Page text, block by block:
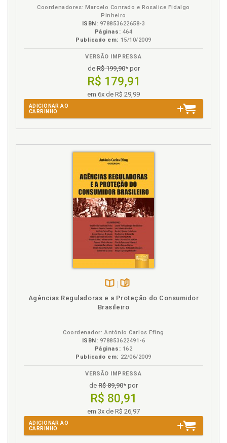
Coordenadores: Marcelo Conrado e Rosalice Fidalgo
Pinheiro
ISBN: 978853622658-3
Páginas: 464
Publicado em: 15/10/2009
VERSÃO IMPRESSA
deR$ 199,90* por
R$ 179,91
em 6x de R$ 29,99
ADICIONAR AO
CARRINHO
na
Agências Reguladoras e a Proteção do Consumidor
Brasileiro
Coordenador: Antônio Carlos Efing
ISBN: 978853622491-6
Páginas: 162
Publicado em: 22/06/2009
VERSÃO IMPRESSA
de R$ 89,90* por
R$ 80,91
em 3x de R$ 26,97
ADICIONAR AO
CARRINHO